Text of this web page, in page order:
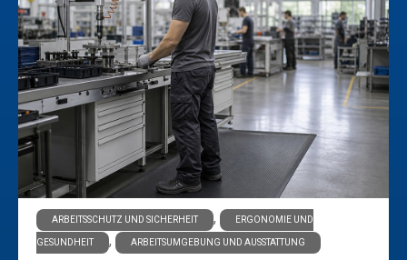
ARBEITSSCHUTZ UND SICHERHEIT ,
ERGONOMIE UND
GESUNDHEIT
, ARBEITSUMGEBUNG UND AUSSTATTUNG